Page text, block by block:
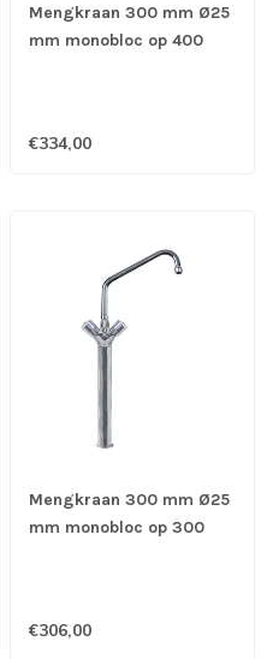
Mengkraan 300 mm Ø25
mm monobloc op 400
€334,00
Mengkraan 300 mm Ø25
mm monobloc op 300
€306,00